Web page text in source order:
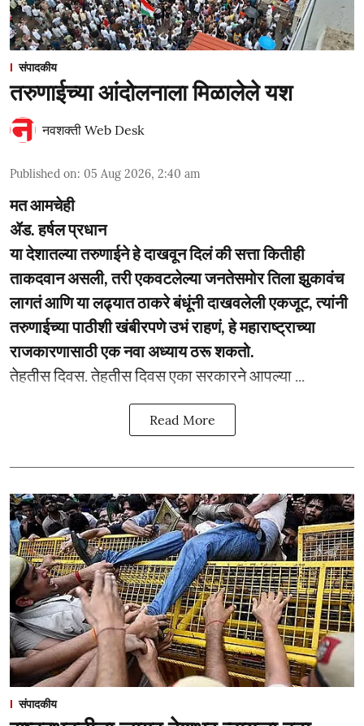
संपादकीय
तरुणाईच्या आंदोलनाला मिळालेले यश
नवशक्ती Web Desk
Published on: 05 Aug 2026, 2:40 am
मत आमचेही
ॲड. हर्षल प्रधान
या देशातल्या तरुणाईने हे दाखवून दिलं की सत्ता कितीही
ताकदवान असली, तरी एकवटलेल्या जनतेसमोर तिला झुकावंच
लागतं आणि या लढ्यात ठाकरे बंधूंनी दाखवलेली एकजूट, त्यांनी
तरुणाईच्या पाठीशी खंबीरपणे उभं राहणं, हे महाराष्ट्राच्या
राजकारणासाठी एक नवा अध्याय ठरू शकतो.
­­तेहतीस दिवस. तेहतीस दिवस एका सरकारने आपल्या ...
Read More
संपादकीय